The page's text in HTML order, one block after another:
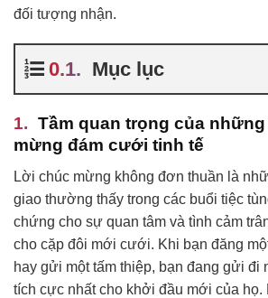
đối tượng nhận.
Mục lục
Tầm quan trọng của
mừng đám cưới tinh tế
Lời chúc mừng không đơn thuần là
giao thường thấy trong các buổi tiệc
chứng cho sự quan tâm và tình cảm
cho cặp đôi mới cưới. Khi bạn đăng
hay gửi một tấm thiệp, bạn đang gửi
tích cực nhất cho khởi đầu mới của họ.